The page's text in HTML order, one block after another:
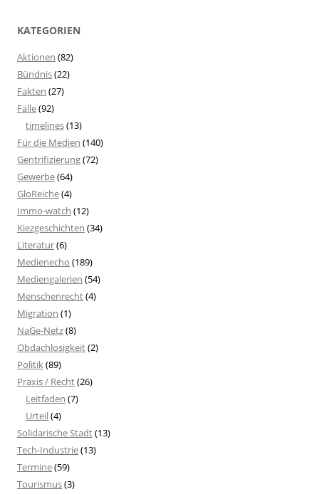
KATEGORIEN
Aktionen (82)
Bündnis(22)
Fakten (27)
Fälle(92)
timelines(13)
Für die Medien (140)
Gentrifizierung(72)
Gewerbe(64)
GloReiche(4)
Immo-watch (12)
Kiezgeschichten (34)
Literatur(6)
Medienecho (189)
Mediengalerien (54)
Menschenrecht(4)
Migration (1)
NaGe-Netz(8)
Obdachlosigkeit(2)
Politik(89)
Praxis / Recht(26)
Leitfaden (7)
Urteil(4)
Solidarische Stadt(13)
Tech-Industrie(13)
Termine(59)
Tourismus(3)